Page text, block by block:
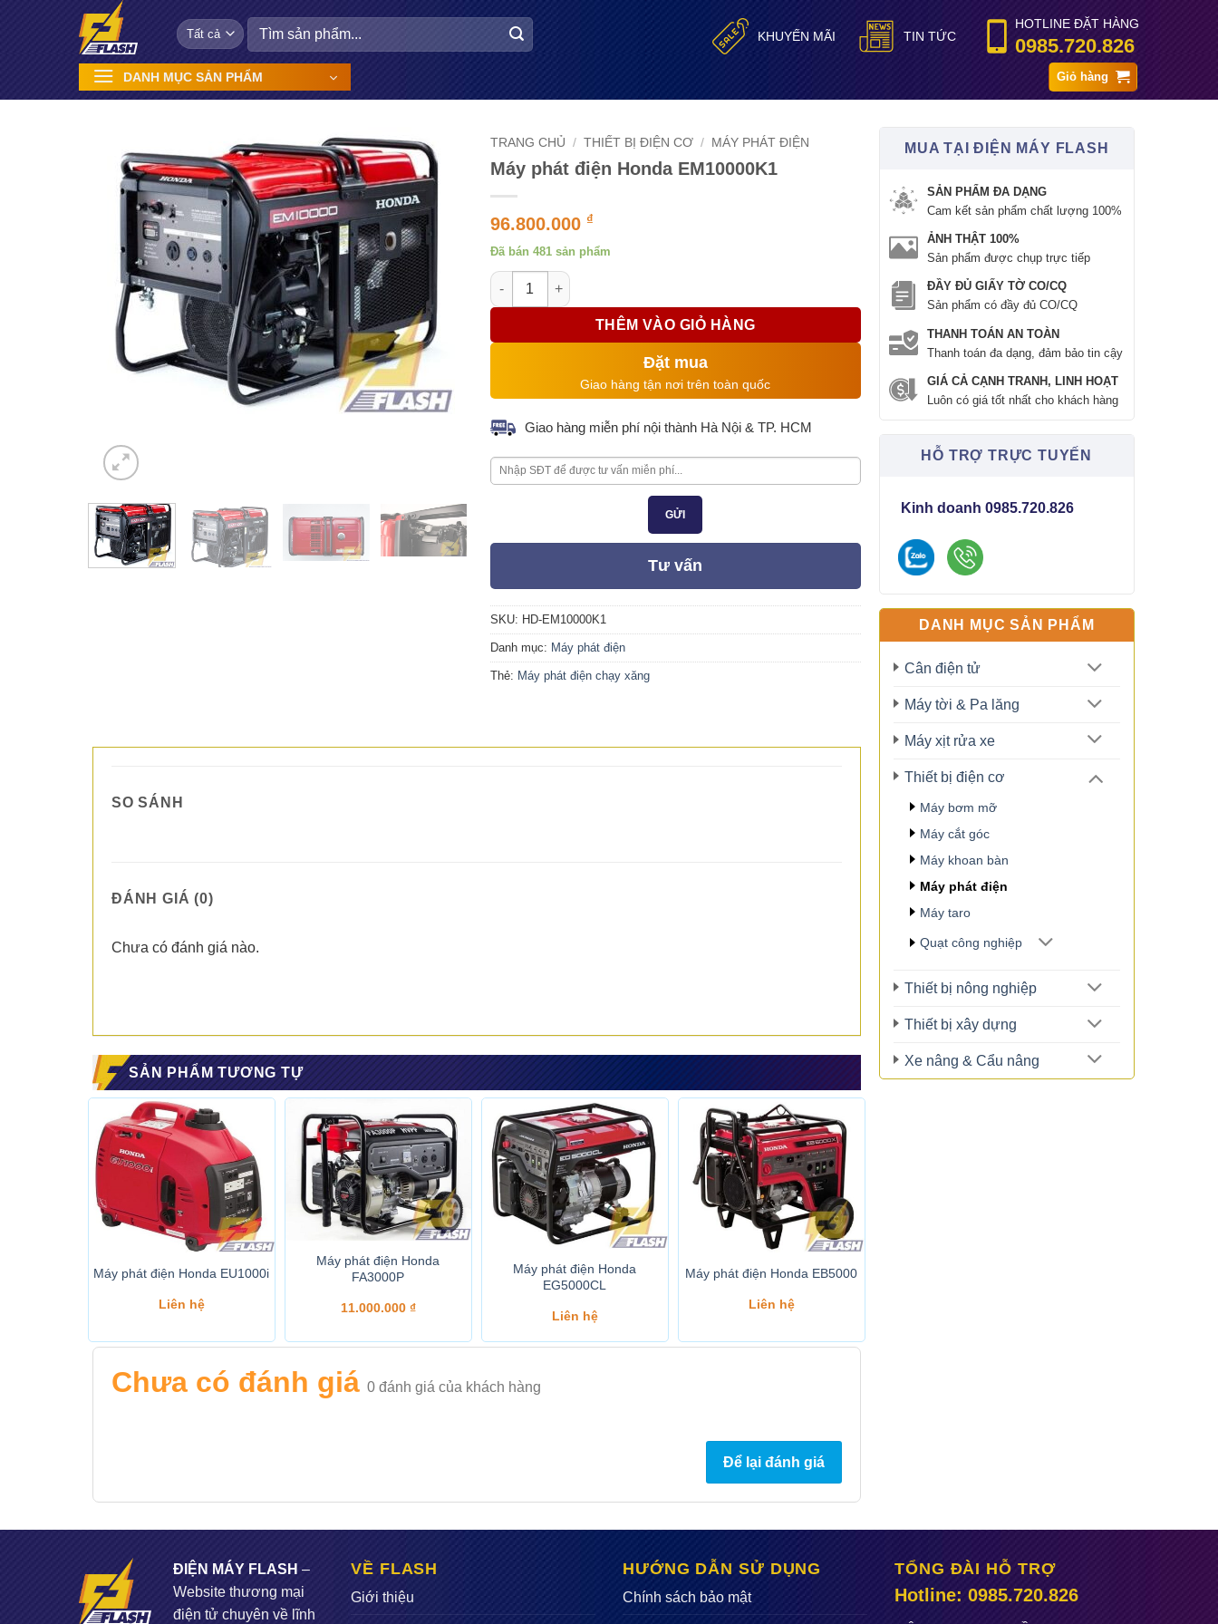
Tìm
kiếm:
KHUYẾN MÃI TIN TỨC
HOTLINE ĐẶT HÀNG
0985.720.826
DANH MỤC SẢN PHẨM Giỏ hàng
MUA TẠI ĐIỆN MÁY FLASH
SẢN PHẨM ĐA DẠNG
Cam kết sản phẩm chất lượng 100%
ẢNH THẬT 100%
Sản phẩm được chụp trực tiếp
ĐẦY ĐỦ GIẤY TỜ CO/CQ
Sản phẩm có đầy đủ CO/CQ
THANH TOÁN AN TOÀN
Thanh toán đa dạng, đảm bảo tin cậy
GIÁ CẢ CẠNH TRANH, LINH HOẠT
Luôn có giá tốt nhất cho khách hàng
HỖ TRỢ TRỰC TUYẾN
Kinh doanh 0985.720.826
DANH MỤC SẢN PHẨM
Cân điện tử
Máy tời & Pa lăng
Máy xịt rửa xe
Thiết bị điện cơ
Máy bơm mỡ
Máy cắt góc
Máy khoan bàn
Máy phát điện
Máy taro
Quạt công nghiệp
Thiết bị nông nghiệp
Thiết bị xây dựng
Xe nâng & Cẩu nâng
TRANG CHỦ / THIẾT BỊ ĐIỆN CƠ / MÁY PHÁT ĐIỆN
Máy phát điện Honda EM10000K1
96.800.000 ₫
Đã bán 481 sản phẩm
Máy phát điện Honda EM10000K1 số lượng
THÊM VÀO GIỎ HÀNG
Đặt mua
Giao hàng tận nơi trên toàn quốc
Giao hàng miễn phí nội thành Hà Nội & TP. HCM
Tư vấn
SKU: HD-EM10000K1
Danh mục: Máy phát điện
Thẻ: Máy phát điện chạy xăng
SO SÁNH
ĐÁNH GIÁ (0)
Chưa có đánh giá nào.
SẢN PHẨM TƯƠNG TỰ
Máy phát điện Honda EU1000i
Liên hệ
Máy phát điện Honda
FA3000P
11.000.000 ₫
Máy phát điện Honda
EG5000CL
Liên hệ
Máy phát điện Honda EB5000
Liên hệ
Chưa có đánh giá 0 đánh giá của khách hàng
Để lại đánh giá
ĐIỆN MÁY FLASH –
Website thương mại
điện tử chuyên về lĩnh
VỀ FLASH
Giới thiệu
HƯỚNG DẪN SỬ DỤNG
Chính sách bảo mật
TỔNG ĐÀI HỖ TRỢ
Hotline: 0985.720.826